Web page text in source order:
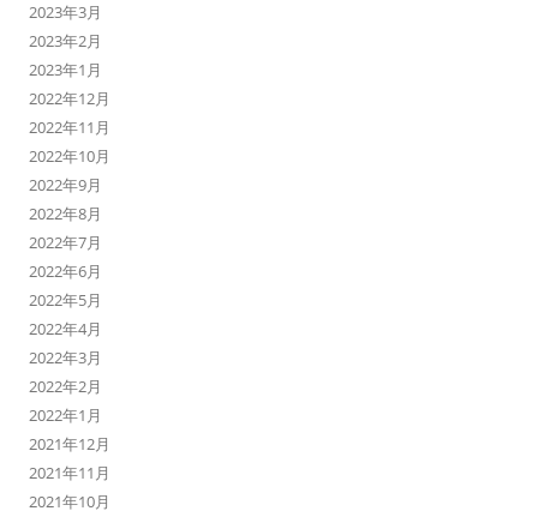
2023年3月
2023年2月
2023年1月
2022年12月
2022年11月
2022年10月
2022年9月
2022年8月
2022年7月
2022年6月
2022年5月
2022年4月
2022年3月
2022年2月
2022年1月
2021年12月
2021年11月
2021年10月